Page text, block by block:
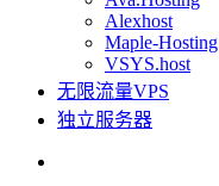
Alexhost
Maple-Hosting
VSYS.host
无限流量VPS
独立服务器